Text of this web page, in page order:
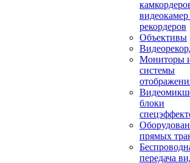
видеокамер
рекордеров
Объективы
Мониторы
системы
блоки
прямых
передача